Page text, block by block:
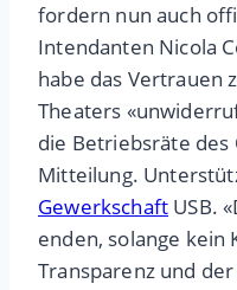
fordern nun auch
Intendanten Nicola
habe das Vertrauen
Theaters
die Betriebsräte
Mitteilung.
Gewerkschaft USB.
enden, solange kein
Transparenz und